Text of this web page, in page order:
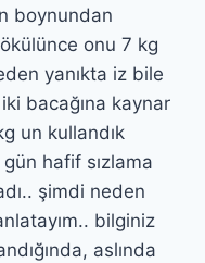
boynundan
onu 7 kg
yanıkta iz bile
bacağına kaynar
un kullandık
hafif sızlama
şimdi neden
bilginiz
aslında